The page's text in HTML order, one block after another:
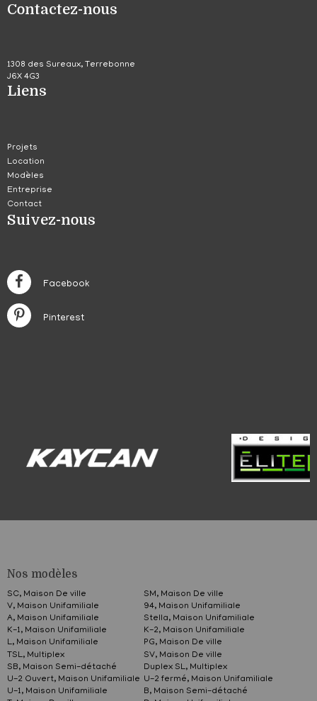
Contactez-nous
1308 des Sureaux, Terrebonne
J6X 4G3
Liens
Projets
Location
Modèles
Entreprise
Contact
Suivez-nous
Facebook
Pinterest
Nos modèles
SC, Maison De ville
SM, Maison De ville
V, Maison Unifamiliale
94, Maison Unifamiliale
A, Maison Unifamiliale
Stella, Maison Unifamiliale
K-1, Maison Unifamiliale
K-2, Maison Unifamiliale
L, Maison Unifamiliale
PG, Maison De ville
TSL, Multiplex
SV, Maison De ville
SB, Maison Semi-détaché
Duplex SL, Multiplex
U-2 Ouvert, Maison Unifamiliale U-2 fermé, Maison Unifamiliale
U-1, Maison Unifamiliale
B, Maison Semi-détaché